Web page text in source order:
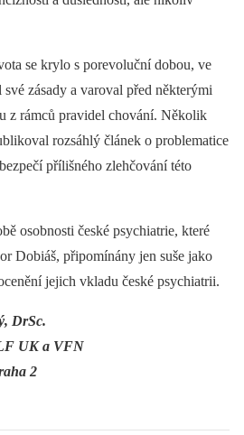
se krylo s porevoluční dobou, ve
zásady a varoval před některými
z rámců pravidel chování. Několik
rozsáhlý článek o problematice
přílišného zlehčování této
osobnosti české psychiatrie, které
Dobiáš, připomínány jen suše jako
jejich vkladu české psychiatrii.
DrSc.
UK a VFN
2